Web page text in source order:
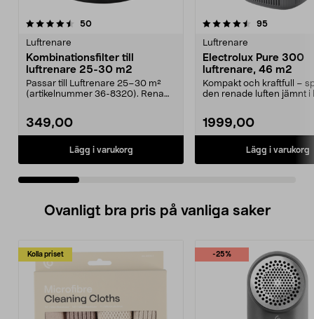
50recensioner
Luftrenare
Kombinationsfilter till
luftrenare 25-30 m2
Passar till Luftrenare 25–30 m²
(artikelnummer 36-8320). Rena
349,00
Lägg i varukorg
4.5 av 5 stjärnor 95recensioner
Luftrenare
Electrolux Pure 300
luftrenare, 46 m2
Kompakt och kraftfull –
den renade luften jämnt i
1999,00
Lägg i varukorg
5.0 av 5 stjärnor
Ovanligt bra pris på vanliga saker
Kolla priset -25%